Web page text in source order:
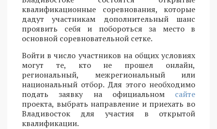
квалификационные соревнования, которые
дадут участникам дополнительный шанс
проявить себя и побороться за место в
основной соревновательной сетке.
Войти в число участников на общих условиях
могут те, кто не прошел онлайн,
региональный, межрегиональный или
национальный отбор. Для этого необходимо
подать заявку на официальном сайте
проекта, выбрать направление и приехать во
Владивосток для участия в открытой
квалификации.